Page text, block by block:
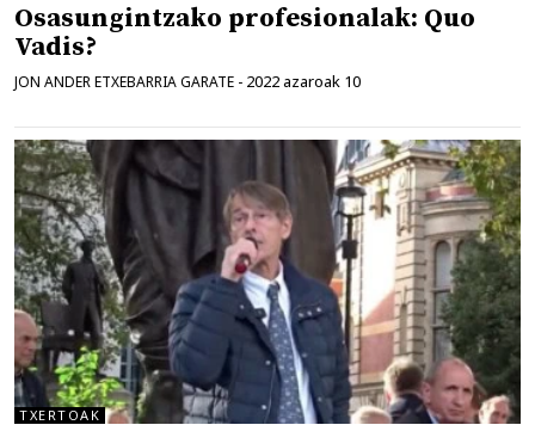
Osasungintzako profesionalak: Quo
Vadis?
JON ANDER ETXEBARRIA GARATE - 2022 azaroak 10
TXERTOAK